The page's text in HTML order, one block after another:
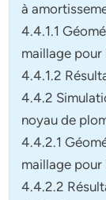
à
4.4.1.1
maillage pour
4.4.1.2
4.4.2
noyau de
4.4.2.1
maillage pour
4.4.2.2